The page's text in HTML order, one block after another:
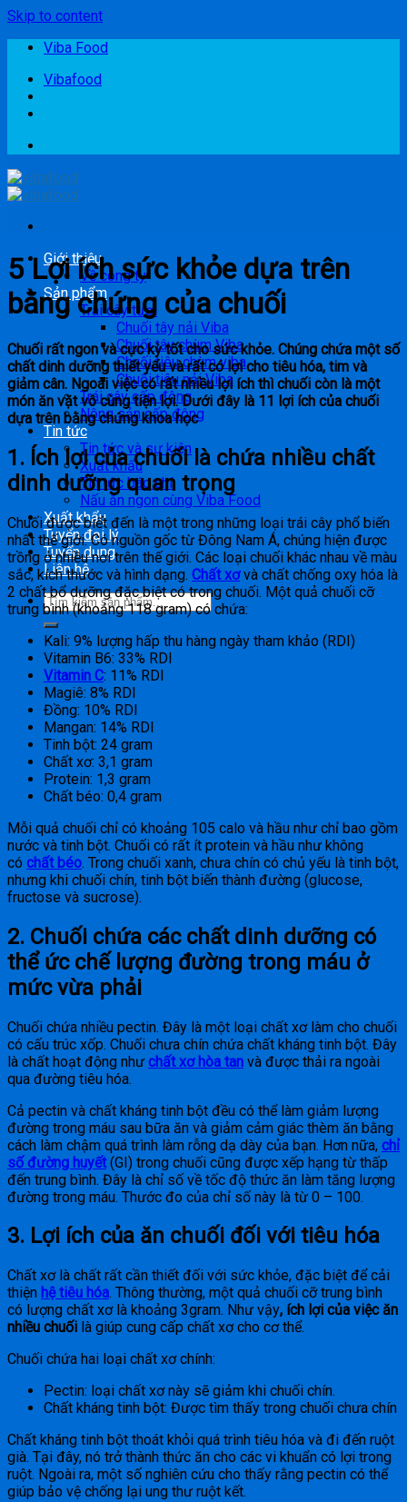
Skip to content
Viba Food
Vibafood
Giới thiệu
Về công ty
Sản phẩm
Trái cây tươi
Chuối tây nải Viba
Chuối tây chùm Viba
Chuối tiêu chùm viba
Chuối tiêu nải Viba
Trái cây cấp đông
Nông sản cấp đông
Tin tức
Tin tức và sự kiện
Xuất khẩu
Tin tức báo chí
Nấu ăn ngon cùng Viba Food
Xuất khẩu
Tuyển đại lý
Tuyển dụng
Liên hệ
5 Lợi ích sức khỏe dựa trên
bằng chứng của chuối
Chuối rất ngon và cực kỳ tốt cho sức khỏe. Chúng chứa một số
chất dinh dưỡng thiết yếu và rất có lợi cho tiêu hóa, tim và
giảm cân. Ngoài việc có rất nhiều lợi ích thì chuối còn là một
món ăn vặt vô cùng tiện lợi. Dưới đây là 11 lợi ích của chuối
dựa trên bằng chứng khoa học
1. Ích lợi của chuối là chứa nhiều chất
dinh dưỡng quan trọng
Chuối được biết đến là một trong những loại trái cây phổ biến
nhất thế giới. Có nguồn gốc từ Đông Nam Á, chúng hiện được
trồng ở nhiều nơi trên thế giới. Các loại chuối khác nhau về màu
sắc, kích thước và hình dạng. Chất xơvà chất chống oxy hóa là
2 chất bổ dưỡng đặc biệt có trong chuối. Một quả chuối cỡ
trung bình (khoảng 118 gram) có chứa:
Kali: 9% lượng hấp thu hàng ngày tham khảo (RDI)
Vitamin B6: 33% RDI
Vitamin C: 11% RDI
Magiê: 8% RDI
Đồng: 10% RDI
Mangan: 14% RDI
Tinh bột: 24 gram
Chất xơ: 3,1 gram
Protein: 1,3 gram
Chất béo: 0,4 gram
Mỗi quả chuối chỉ có khoảng 105 calo và hầu như chỉ bao gồm
nước và tinh bột. Chuối có rất ít protein và hầu như không
có chất béo. Trong chuối xanh, chưa chín có chủ yếu là tinh bột,
nhưng khi chuối chín, tinh bột biến thành đường (glucose,
fructose và sucrose).
2. Chuối chứa các chất dinh dưỡng có
thể ức chế lượng đường trong máu ở
mức vừa phải
Chuối chứa nhiều pectin. Đây là một loại chất xơ làm cho chuối
có cấu trúc xốp. Chuối chưa chín chứa chất kháng tinh bột. Đây
là chất hoạt động như chất xơ hòa tan và được thải ra ngoài
qua đường tiêu hóa.
Cả pectin và chất kháng tinh bột đều có thể làm giảm lượng
đường trong máu sau bữa ăn và giảm cảm giác thèm ăn bằng
cách làm chậm quá trình làm rỗng dạ dày của bạn. Hơn nữa, chỉ
số đường huyết(GI) trong chuối cũng được xếp hạng từ thấp
đến trung bình. Đây là chỉ số về tốc độ thức ăn làm tăng lượng
đường trong máu. Thước đo của chỉ số này là từ 0 – 100.
3. Lợi ích của ăn chuối đối với tiêu hóa
Chất xơ là chất rất cần thiết đối với sức khỏe, đặc biệt để cải
thiện hệ tiêu hóa. Thông thường, một quả chuối cỡ trung bình
có lượng chất xơ là khoảng 3gram. Như vậy, ích lợi của việc ăn
nhiều chuối là giúp cung cấp chất xơ cho cơ thể.
Chuối chứa hai loại chất xơ chính:
Pectin: loại chất xơ này sẽ giảm khi chuối chín.
Chất kháng tinh bột: Được tìm thấy trong chuối chưa chín
Chất kháng tinh bột thoát khỏi quá trình tiêu hóa và đi đến ruột
già. Tại đây, nó trở thành thức ăn cho các vi khuẩn có lợi trong
ruột. Ngoài ra, một số nghiên cứu cho thấy rằng pectin có thể
giúp bảo vệ chống lại ung thư ruột kết.